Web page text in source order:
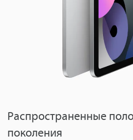
Распространенные
поколения